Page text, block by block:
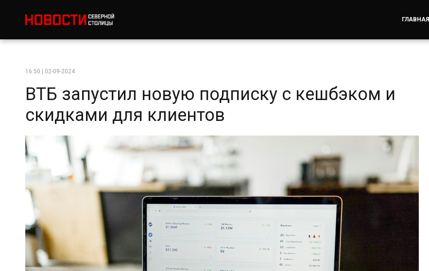
ГЛАВНАЯ
16:50 | 02-09-2024
ВТБ запустил новую подписку с кешбэком и
скидками для клиентов